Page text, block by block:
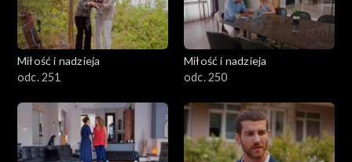
Miłość i nadzieja
odc. 251
Miłość i nadzieja
odc. 250